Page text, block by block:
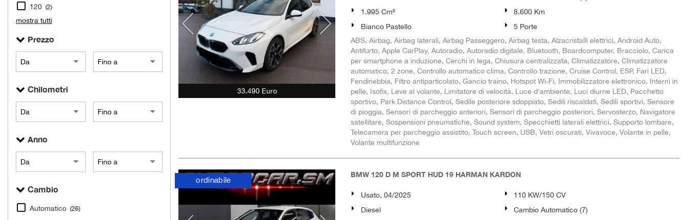
120 (2)
mostra tutti
Prezzo
Chilometri
Anno
Cambio
Automatico (26)
33.490 Euro
1.995 Cm³
8.600 Km
Bianco Pastello
5 Porte
ABS, Airbag, Airbag laterali, Airbag Passeggero, Airbag testa, Alzacristalli elettrici, Android Auto,
Antifurto, Apple CarPlay, Autoradio, Autoradio digitale, Bluetooth, Boardcomputer, Bracciolo, Carica
per smartphone a induzione, Cerchi in lega, Chiusura centralizzata, Climatizzatore, Climatizzatore
automatico, 2 zone, Controllo automatico clima, Controllo trazione, Cruise Control, ESP, Fari LED,
Fendinebbia, Filtro antiparticolato, Gancio traino, Hotspot Wi-Fi, Immobilizzatore elettronico, Interni in
pelle, Isofix, Leve al volante, Limitatore di velocità, Luce d'ambiente, Luci diurne LED, Pacchetto
sportivo, Park Distance Control, Sedile posteriore sdoppiato, Sedili riscaldati, Sedili sportivi, Sensore
di pioggia, Sensori di parcheggio anteriori, Sensori di parcheggio posteriori, Servosterzo, Navigatore
satellitare, Sospensioni pneumatiche, Sound system, Specchietti laterali elettrici, Supporto lombare,
Telecamera per parcheggio assistito, Touch screen, USB, Vetri oscurati, Vivavoce, Volante in pelle,
Volante multifunzione
ordinabile
BMW 120 D M SPORT HUD 19 HARMAN KARDON
Usato, 04/2025
110 KW/150 CV
Diesel
Cambio Automatico (7)